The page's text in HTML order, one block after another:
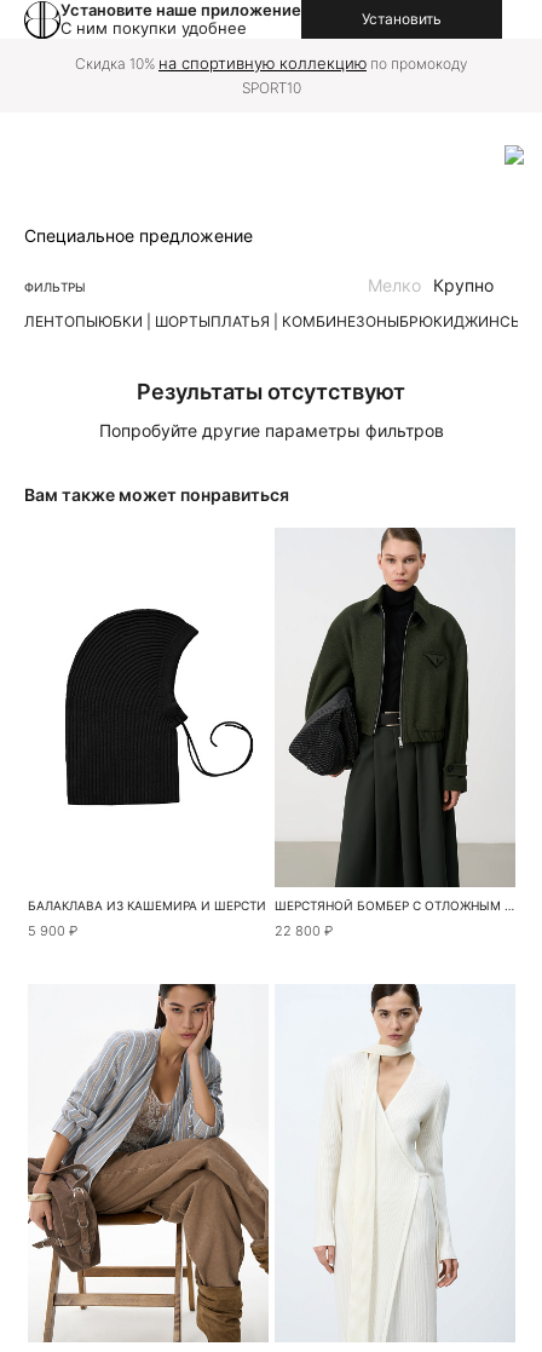
Установите наше приложение
С ним покупки удобнее
Установить
Скидка 10% на спортивную коллекцию по промокоду
SPORT10
Специальное предложение
ФИЛЬТРЫ
ЛЕНТОПЫЮБКИ | ШОРТЫПЛАТЬЯ | КОМБИНЕЗОНЫБРЮКИДЖИНСЫ
Мелко Крупно
Результаты отсутствуют
Попробуйте другие параметры фильтров
Вам также может понравиться
БАЛАКЛАВА ИЗ КАШЕМИРА И ШЕРСТИ
5 900 ₽
ШЕРСТЯНОЙ БОМБЕР С ОТЛОЖНЫМ С ВОРОТНИКОМ
22 800 ₽